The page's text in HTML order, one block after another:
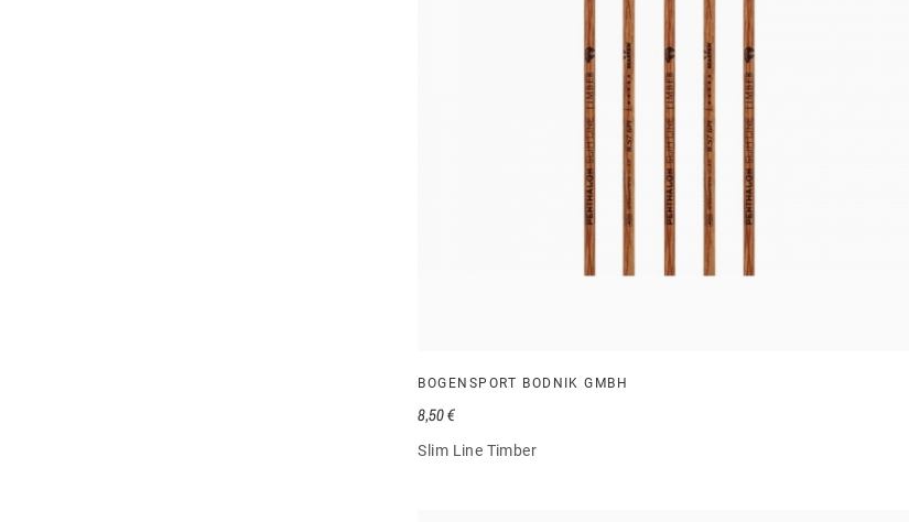
BOGENSPORT BODNIK GMBH
Slim Line Timber
8,50 €